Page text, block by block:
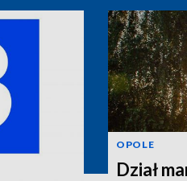
OPOLE
Dział